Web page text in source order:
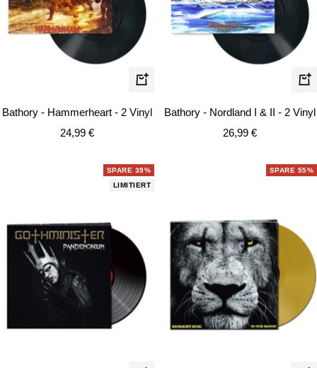
In
den
Bathory - Hammerheart - 2 Vinyl
Angebotspreis
24,99 €
In
Bathory - Nordland I & II - 2 Vinyl
Angebotspreis
26,99 €
SPARE 39%
LIMITIERT
SPARE 55%